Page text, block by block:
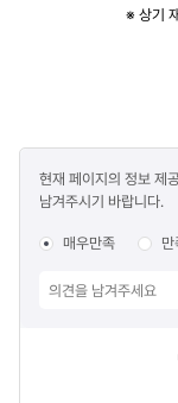
※ 상기
만족도
조사
현재 페이지의 정보 제
남겨주시기 바랍니다.
매우만족 만